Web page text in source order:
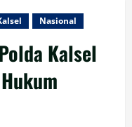
Nasional
Kalsel